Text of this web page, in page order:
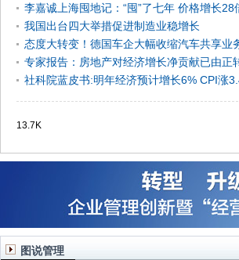
李嘉诚上海囤地记：“囤”了七年 价格增长28
我国出台四大举措促进制造业稳增长
态度大转变！德国车企大幅收缩汽车共享业
专家报告：房地产对经济增长净贡献已由正
社科院蓝皮书:明年经济预计增长6% CPI涨
13.7K
图说管理